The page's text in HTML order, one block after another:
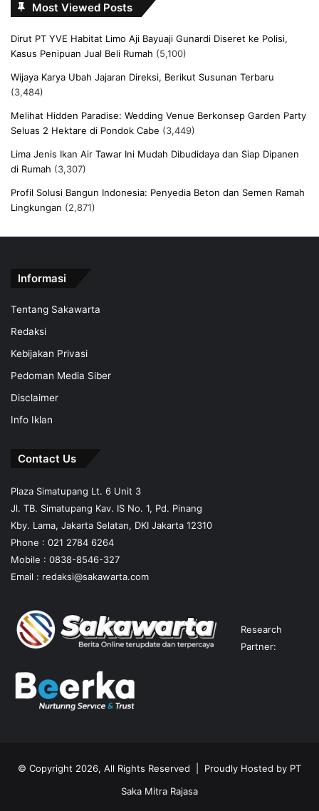
Most Viewed Posts
Dirut PT YVE Habitat Limo Aji Bayuaji Gunardi Diseret ke Polisi,
Kasus Penipuan Jual Beli Rumah (5,100)
Wijaya Karya Ubah Jajaran Direksi, Berikut Susunan Terbaru
(3,484)
Melihat Hidden Paradise: Wedding Venue Berkonsep Garden Party
Seluas 2 Hektare di Pondok Cabe (3,449)
Lima Jenis Ikan Air Tawar Ini Mudah Dibudidaya dan Siap Dipanen
di Rumah (3,307)
Profil Solusi Bangun Indonesia: Penyedia Beton dan Semen Ramah
Lingkungan (2,871)
Informasi
Tentang Sakawarta
Redaksi
Kebijakan Privasi
Pedoman Media Siber
Disclaimer
Info Iklan
Contact Us
Plaza Simatupang Lt. 6 Unit 3
Jl. TB. Simatupang Kav. IS No. 1, Pd. Pinang
Kby. Lama, Jakarta Selatan, DKI Jakarta 12310
Phone : 021 2784 6264
Mobile : 0838-8546-327
Email : redaksi@sakawarta.com
Research
Partner:
© Copyright 2026, All Rights Reserved | Proudly Hosted by PT
Saka Mitra Rajasa